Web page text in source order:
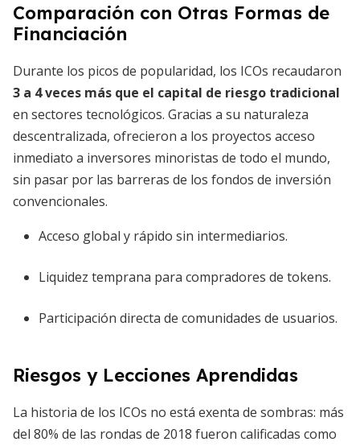
Comparación con Otras Formas de
Financiación
Durante los picos de popularidad, los ICOs recaudaron
3 a 4 veces más que el capital de riesgo tradicional
en sectores tecnológicos. Gracias a su naturaleza
descentralizada, ofrecieron a los proyectos acceso
inmediato a inversores minoristas de todo el mundo,
sin pasar por las barreras de los fondos de inversión
convencionales.
Acceso global y rápido sin intermediarios.
Liquidez temprana para compradores de tokens.
Participación directa de comunidades de usuarios.
Riesgos y Lecciones Aprendidas
La historia de los ICOs no está exenta de sombras: más
del 80% de las rondas de 2018 fueron calificadas como